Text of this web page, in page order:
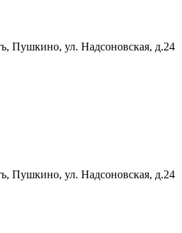
Пушкино, ул. Надсоновская, д.24
Пушкино, ул. Надсоновская, д.24